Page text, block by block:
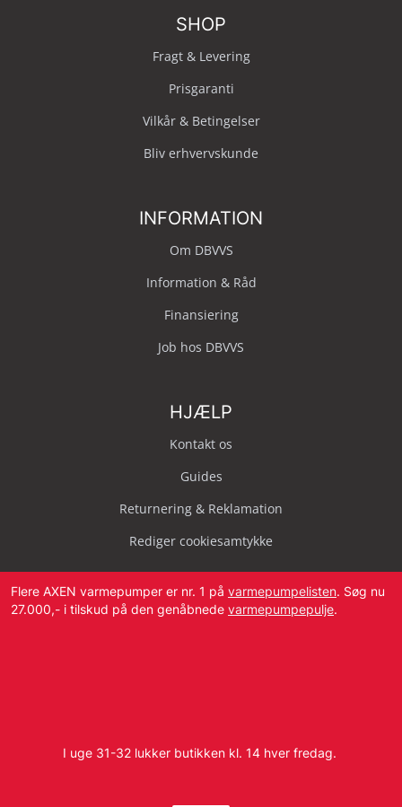
SHOP
Fragt & Levering
Prisgaranti
Vilkår & Betingelser
Bliv erhvervskunde
INFORMATION
Om DBVVS
Information & Råd
Finansiering
Job hos DBVVS
HJÆLP
Kontakt os
Guides
Returnering & Reklamation
Rediger cookiesamtykke
E-mail:info@dbvvs.dk
Flere AXEN varmepumper er nr. 1 på varmepumpelisten. Søg nu
27.000,- i tilskud på den genåbnede varmepumpepulje.
I uge 31-32 lukker butikken kl. 14 hver fredag.